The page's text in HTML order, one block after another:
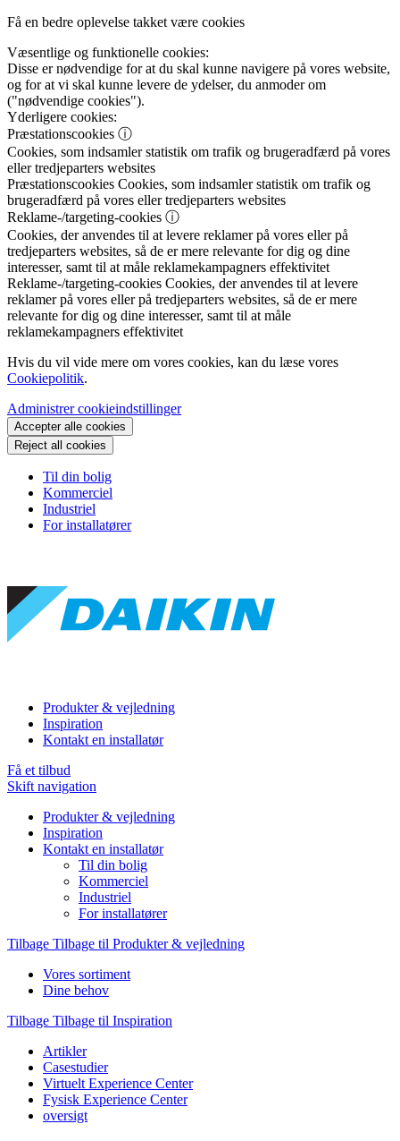
Få en bedre oplevelse takket være cookies
Væsentlige og funktionelle cookies:
Disse er nødvendige for at du skal kunne navigere på vores website,
og for at vi skal kunne levere de ydelser, du anmoder om
("nødvendige cookies").
Yderligere cookies:
Præstationscookies ⓘ
Cookies, som indsamler statistik om trafik og brugeradfærd på vores
eller tredjeparters websites
Præstationscookies Cookies, som indsamler statistik om trafik og
brugeradfærd på vores eller tredjeparters websites
Reklame-/targeting-cookies ⓘ
Cookies, der anvendes til at levere reklamer på vores eller på
tredjeparters websites, så de er mere relevante for dig og dine
interesser, samt til at måle reklamekampagners effektivitet
Reklame-/targeting-cookies Cookies, der anvendes til at levere
reklamer på vores eller på tredjeparters websites, så de er mere
relevante for dig og dine interesser, samt til at måle
reklamekampagners effektivitet
Hvis du vil vide mere om vores cookies, kan du læse vores
Cookiepolitik.
Administrer cookieindstillinger
Accepter alle cookies
Reject all cookies
Til din bolig
Kommerciel
Industriel
For installatører
Produkter & vejledning
Inspiration
Kontakt en installatør
Få et tilbud
Skift navigation
Produkter & vejledning
Inspiration
Kontakt en installatør
Til din bolig
Kommerciel
Industriel
For installatører
Tilbage Tilbage til Produkter & vejledning
Vores sortiment
Dine behov
Tilbage Tilbage til Inspiration
Artikler
Casestudier
Virtuelt Experience Center
Fysisk Experience Center
oversigt